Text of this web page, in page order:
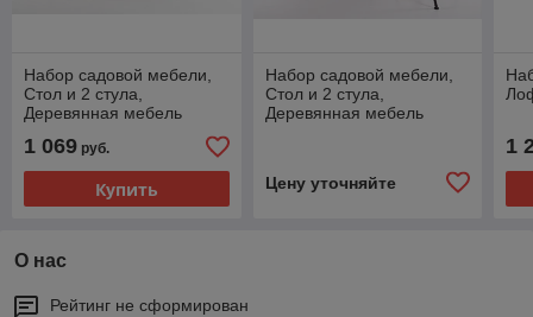
Набор садовой мебели,
Стол и 2 стула,
Деревянная мебель
1 069 руб.
Купить
Набор садовой мебели,
Стол и 2 стула,
Деревянная мебель
Цену уточняйте
1
О нас
Рейтинг не сформирован